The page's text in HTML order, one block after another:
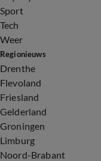
Sport
Tech
Weer
Regionieuws
Drenthe
Flevoland
Friesland
Gelderland
Groningen
Limburg
Noord-Brabant